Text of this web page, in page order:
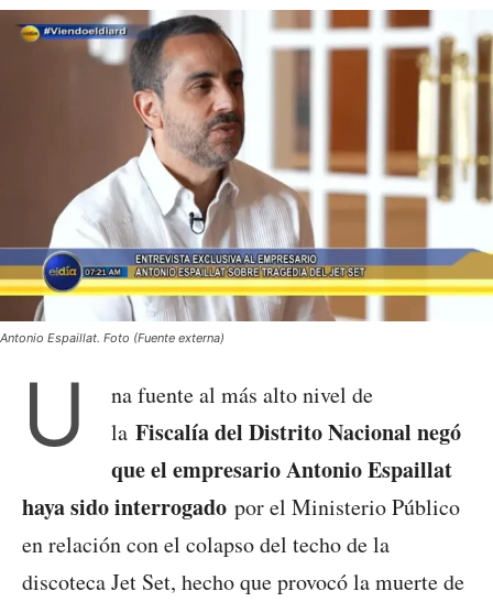
Antonio Espaillat. Foto (Fuente externa)
U
na fuente al más alto nivel de
la Fiscalía del Distrito Nacional negó
que el empresario Antonio Espaillat
haya sido interrogado por el Ministerio Público
en relación con el colapso del techo de la
discoteca Jet Set, hecho que provocó la muerte de